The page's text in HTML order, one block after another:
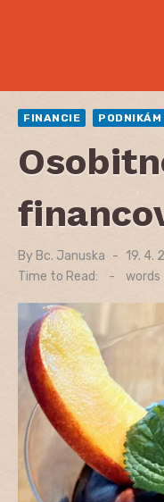
FINANCIE PODNIKÁM
By Bc. Januska
on
19. 4.
Time to Read:
- words